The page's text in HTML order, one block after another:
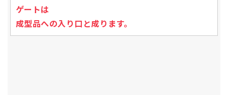
ゲートは
成型品への入り口と成ります。